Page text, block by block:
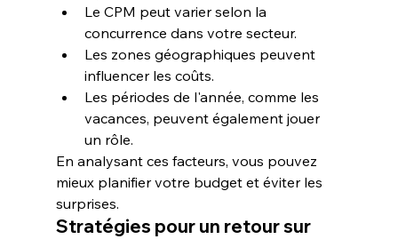
Le CPM peut varier selon la
concurrence dans votre secteur.
Les zones géographiques peuvent
influencer les coûts.
Les périodes de l'année, comme les
vacances, peuvent également jouer
un rôle.
En analysant ces facteurs, vous pouvez
mieux planifier votre budget et éviter les
surprises.
Stratégies pour un retour sur